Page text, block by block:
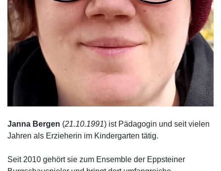
Janna Bergen (21.10.1991) ist Pädagogin und seit vielen
Jahren als Erzieherin im Kindergarten tätig.
Seit 2010 gehört sie zum Ensemble der Eppsteiner